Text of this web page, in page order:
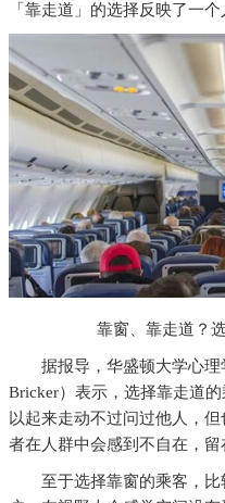
「靠走道」的选择反映了一
靠窗、靠走道？
据报导，华盛顿大学心理
Bricker）表示，选择靠走道
以起来走动不过问过他人，
者在人群中会感到不自在，留
至于选择靠窗的乘客，